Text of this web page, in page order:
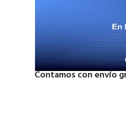
Contamos con envío